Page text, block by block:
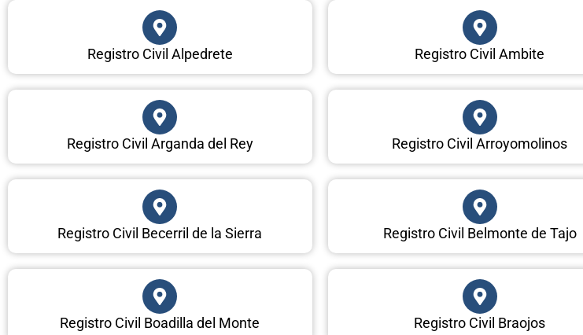
Registro Civil Alpedrete Registro Civil Ambite
Registro Civil Arganda del Rey Registro Civil Arroyomolinos
Registro Civil Becerril de la Sierra Registro Civil Belmonte de Tajo
Registro Civil Boadilla del Monte Registro Civil Braojos